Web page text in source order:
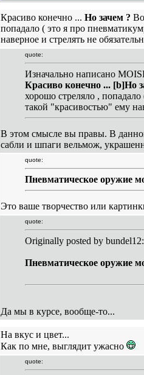
Красиво конечно ... Но зачем ?
попадало ( это я про
наверное и стрелять не
quote:
Изначально написано
Красиво конечно ... [b]Но
хорошо стреляло ,
такой "красивостью" ему
В этом смысле вы правы. В
сабли и шпаги вельмож,
quote:
Пневматическое оружие
Это ваше творчество или
quote:
Originally posted by bundel12:
Пневматическое оружие
Да мы в курсе, вообще-то...
На вкус и цвет...
Как по мне, выглядит ужасно
quote: